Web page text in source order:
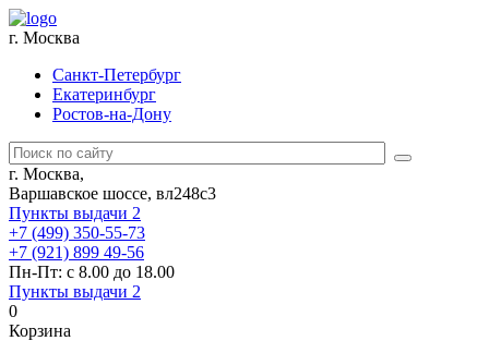
г. Москва
Санкт-Петербург
Екатеринбург
Ростов-на-Дону
г. Москва,
Варшавское шоссе, вл248с3
Пункты выдачи 2
+7 (499) 350-55-73
+7 (921) 899 49-56
Пн-Пт: с 8.00 до 18.00
Пункты выдачи 2
0
Корзина